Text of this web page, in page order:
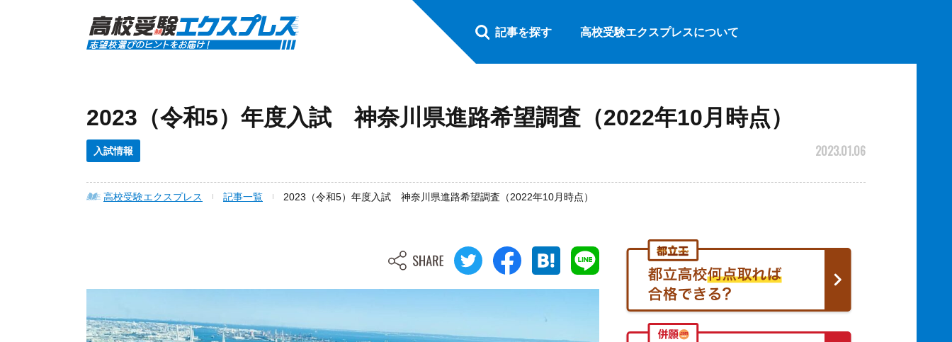
記事を探す 高校受験エクスプレスについて
2023（令和5）年度入試 神奈川県進路希望調査（2022年10月時点）
入試情報 2023.01.06
高校受験エクスプレス 記事一覧 2023（令和5）年度入試 神奈川県進路希望調査（2022年10月時点）